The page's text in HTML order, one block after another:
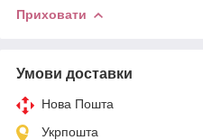
Приховати
Умови доставки
Нова Пошта
Укрпошта